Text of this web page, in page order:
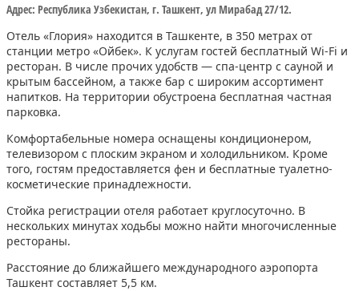
Адрес: Республика Узбекистан, г. Ташкент, ул Мирабад 27/12.
Отель «Глория» находится в Ташкенте, в 350 метрах от
станции метро «Ойбек». К услугам гостей бесплатный Wi-Fi и
ресторан. В числе прочих удобств — спа-центр с сауной и
крытым бассейном, а также бар с широким ассортимент
напитков. На территории обустроена бесплатная частная
парковка.
Комфортабельные номера оснащены кондиционером,
телевизором с плоским экраном и холодильником. Кроме
того, гостям предоставляется фен и бесплатные туалетно-
косметические принадлежности.
Стойка регистрации отеля работает круглосуточно. В
нескольких минутах ходьбы можно найти многочисленные
рестораны.
Расстояние до ближайшего международного аэропорта
Ташкент составляет 5,5 км.